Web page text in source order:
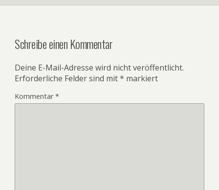
Schreibe einen Kommentar
Deine E-Mail-Adresse wird nicht veröffentlicht.
Erforderliche Felder sind mit* markiert
Kommentar*